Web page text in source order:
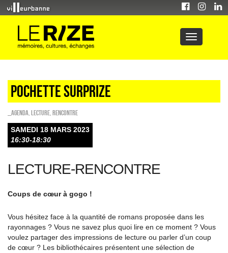
POCHETTE SURPRIZE
_Agenda Lecture Rencontre
SAMEDI 18 MARS 2023
16:30-18:30
LECTURE-RENCONTRE
Coups de cœur à gogo !
Vous hésitez face à la quantité de romans proposée dans les
rayonnages ? Vous ne savez plus quoi lire en ce moment ? Vous
voulez partager des impressions de lecture ou parler d’un coup
de cœur ? Les bibliothécaires présentent une sélection de